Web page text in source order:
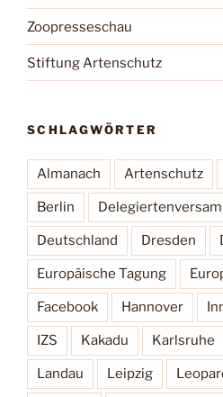
Zoopresseschau
Stiftung Artenschutz
SCHLAGWÖRTER
Almanach Artenschutz
Berlin
Deutschland Dresden
Europäische Tagung
Facebook Hannover
IZS Kakadu Karlsruhe
Landau Leipzig